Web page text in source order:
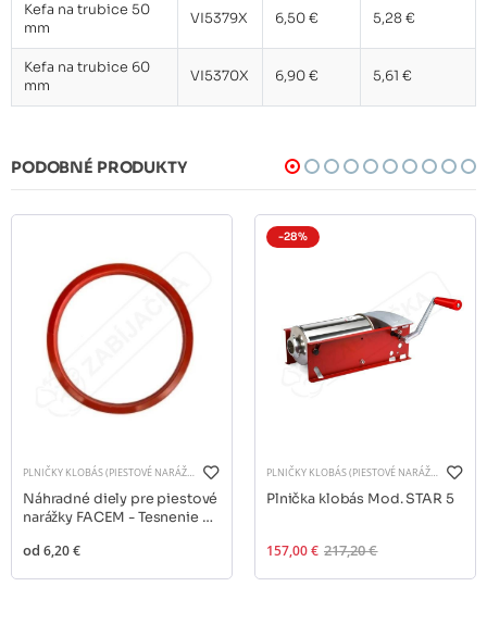
Kefa na trubice 50
mm
VI5379X 6,50 € 5,28 €
Kefa na trubice 60
mm
VI5370X 6,90 € 5,61 €
PODOBNÉ PRODUKTY
PLNIČKY KLOBÁS (PIESTOVÉ NARÁŽKY)
Náhradné diely pre piestové
narážky FACEM - Tesnenie na
od 6,20 €
-28%
PLNIČKY KLOBÁS (PIESTOVÉ NARÁŽKY)
Plnička klobás Mod. STAR 5
157,00 € 217,20 €